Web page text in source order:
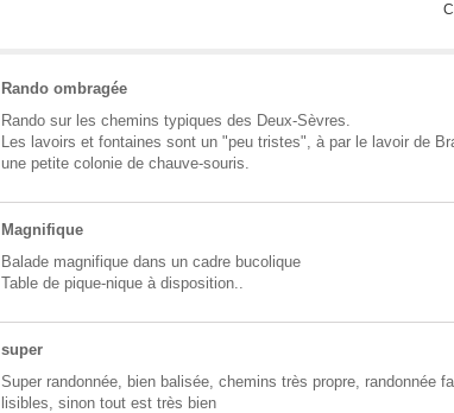
Rando ombragée
Rando sur les chemins typiques des Deux-Sèvres.
Les lavoirs et fontaines sont un "peu tristes", à par le lavoir de
une petite colonie de chauve-souris.
Magnifique
Balade magnifique dans un cadre bucolique
Table de pique-nique à disposition..
super
Super randonnée, bien balisée, chemins très propre,
lisibles, sinon tout est très bien